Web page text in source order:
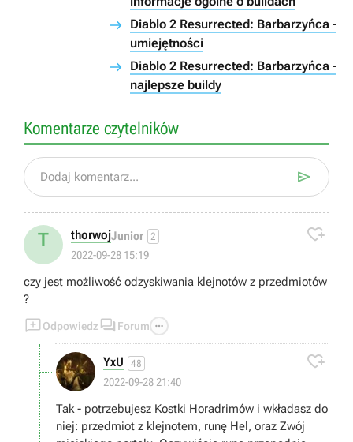
Diablo 2 Resurrected: Barbarzyńca -
umiejętności
Diablo 2 Resurrected: Barbarzyńca -
najlepsze buildy
Komentarze czytelników
Dodaj komentarz... 
T thorwojJunior 2
2022-09-28 15:19

czy jest możliwość odzyskiwania klejnotów z przedmiotów
?
Odpowiedz  Forum 
YxU 48
2022-09-28 21:40

Tak - potrzebujesz Kostki Horadrimów i wkładasz do
niej: przedmiot z klejnotem, runę Hel, oraz Zwój